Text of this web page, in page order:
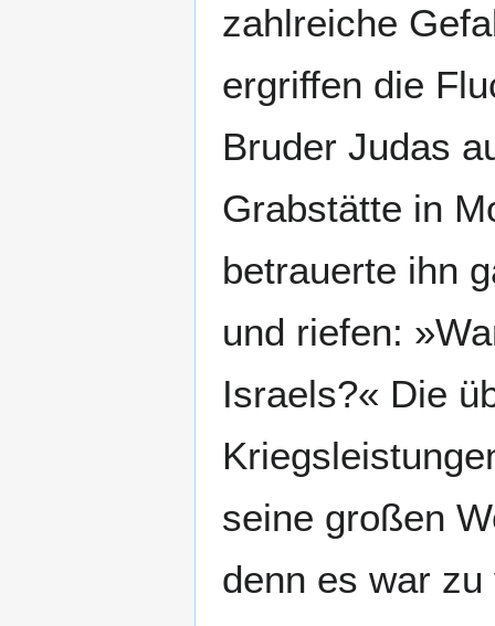
zahlreiche
ergriffen die
Bruder Judas
Grabstätte in
betrauerte ihn
und riefen:
Israels?« Die
seine großen
denn es war zu